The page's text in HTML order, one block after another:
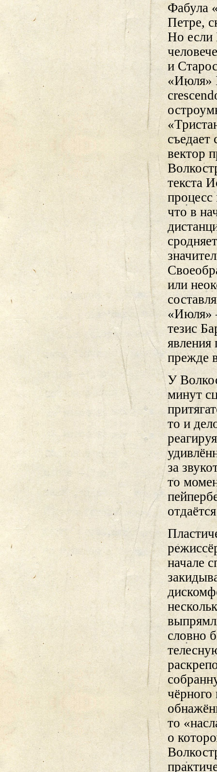
Фабула
Петре,
Но если
и
«Июля»
вектор
текста
процесс
что в
или
«Июля»
тезис
явления
прежде
У
минут
то и
за
то
начале
словно
чёрного
то
о